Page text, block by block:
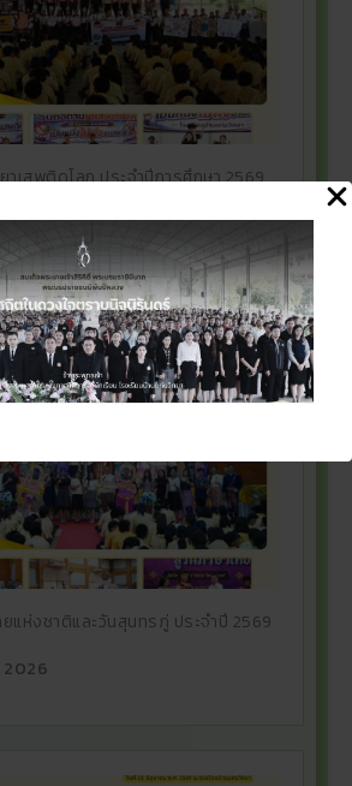
เสพติดโลก ประจำปีการศึกษา 2569
2026
ยแห่งชาติและวันสุนทรภู่ ประจำปี 2569
2026